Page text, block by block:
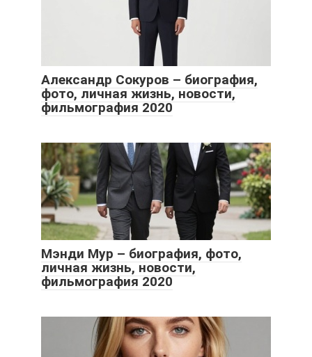
Александр Сокуров – биография,
фото, личная жизнь, новости,
фильмография 2020
Мэнди Мур – биография, фото,
личная жизнь, новости,
фильмография 2020